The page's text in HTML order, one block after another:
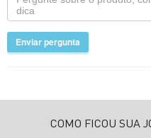
Enviar pergunta
COMO FICOU SUA